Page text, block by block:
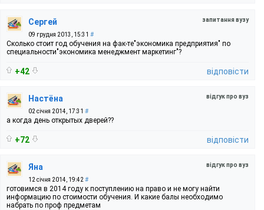
запитання вузу
Сергей
09 грудня 2013, 15:31 #
Сколько стоит год обучения на фак-те"экономика предприятия" по
специальности"экономика менеджмент маркетинг"?
+42 відповісти
відгук про вуз
Настёна
02 січня 2014, 17:31 #
а когда день открытых дверей??
+72 відповісти
відгук про вуз
Яна
12 січня 2014, 19:42 #
готовимся в 2014 году к поступлению на право и не могу найти
информацию по стоимости обучения. И какие балы необходимо
набрать по проф предметам